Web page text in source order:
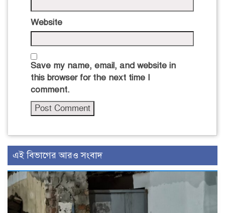
Website
Save my name, email, and website in
this browser for the next time I
comment.
এই বিভাগের আরও সংবাদ